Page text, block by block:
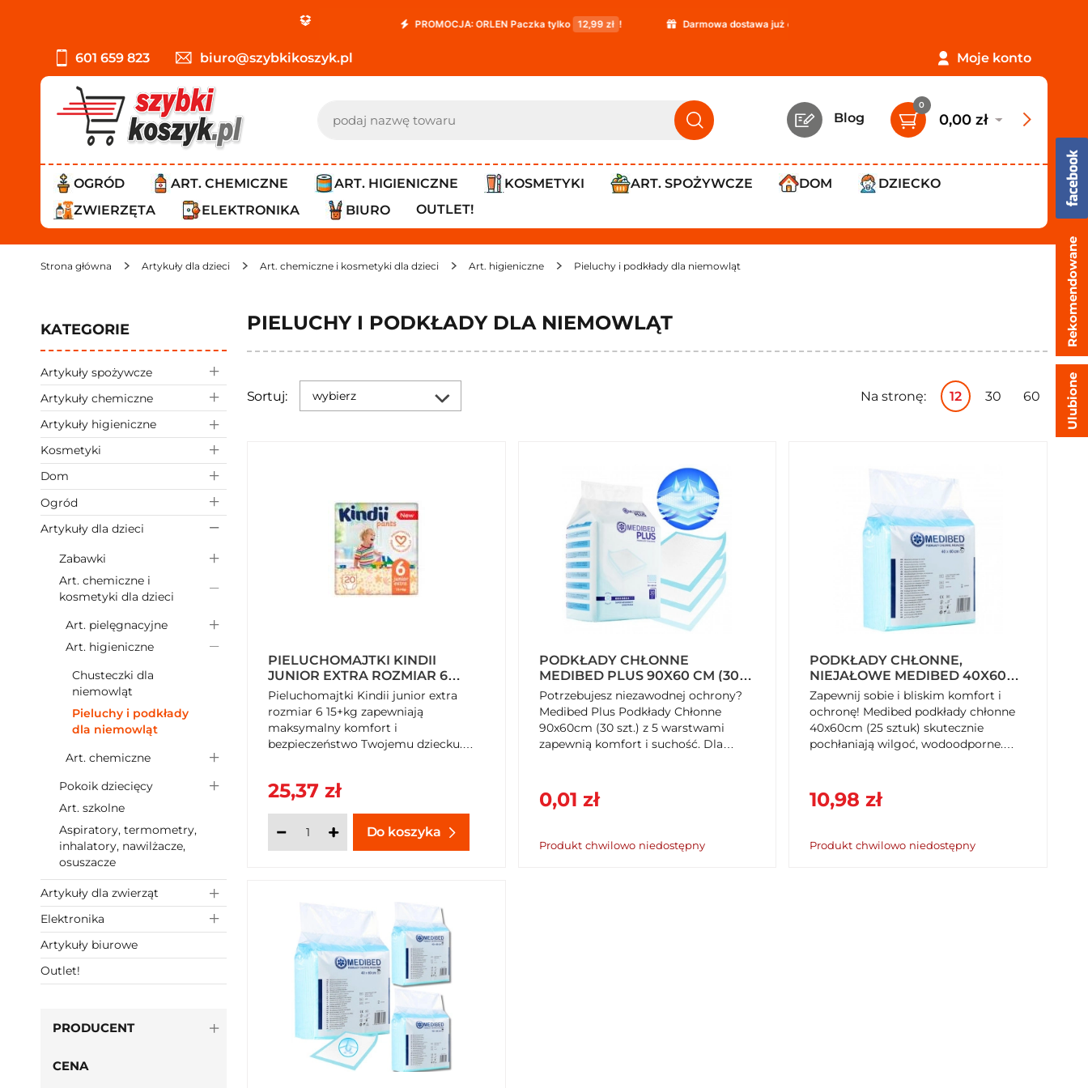
PROMOCJA: ORLEN Paczka tylko 12,99 zł ! Darmowa dostawa już od 119,99 zł
601 659 823 biuro@szybkikoszyk.pl Moje konto
Blog
0
0,00 zł
OGRÓD ART. CHEMICZNE ART. HIGIENICZNE KOSMETYKI ART. SPOŻYWCZE DOM
DZIECKO
ZWIERZĘTA
ELEKTRONIKA BIURO OUTLET!
Strona główna Artykuły dla dzieci Art. chemiczne i kosmetyki dla dzieci Art. higieniczne Pieluchy i podkłady dla niemowląt
KATEGORIE
Artykuły spożywcze
Artykuły chemiczne
Artykuły higieniczne
Kosmetyki
Dom
Ogród
Artykuły dla dzieci
Zabawki
Art. chemiczne i
kosmetyki dla dzieci
Art. pielęgnacyjne
Art. higieniczne
Chusteczki dla
niemowląt
Pieluchy i podkłady
dla niemowląt
Art. chemiczne
Pokoik dziecięcy
Art. szkolne
Aspiratory, termometry,
inhalatory, nawilżacze,
osuszacze
Artykuły dla zwierząt
Elektronika
Artykuły biurowe
Outlet!
PRODUCENT
CENA
PIELUCHY I PODKŁADY DLA NIEMOWLĄT
Sortuj: wybierz Na stronę: 12 30 60
PIELUCHOMAJTKI KINDII
JUNIOR EXTRA ROZMIAR 6
15+KG (20 SZTUK)
Pieluchomajtki Kindii junior extra
rozmiar 6 15+kg zapewniają
maksymalny komfort i
bezpieczeństwo Twojemu dziecku.
podrażniają skóry. Dostępne na
25,37 zł
Do koszyka
PODKŁADY CHŁONNE
MEDIBED PLUS 90X60 CM (30
SZTUK)
Potrzebujesz niezawodnej ochrony?
Medibed Plus Podkłady Chłonne
90x60cm (30 szt.) z 5 warstwami
zapewnią komfort i suchość. Dla
0,01 zł
Produkt chwilowo niedostępny
PODKŁADY CHŁONNE,
NIEJAŁOWE MEDIBED 40X60
CM (25 SZTUK)
Zapewnij sobie i bliskim komfort i
ochronę! Medibed podkłady chłonne
40x60cm (25 sztuk) skutecznie
pochłaniają wilgoć, wodoodporne.
10,98 zł
Produkt chwilowo niedostępny
Rekomendowane
Ulubione